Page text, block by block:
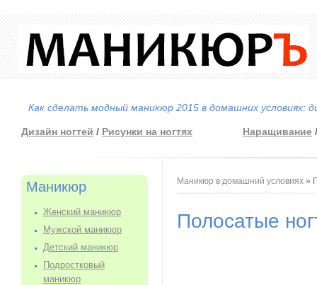
Как сделать модный маникюр 2015 в домашних условиях:
Дизайн ногтей / Рисунки на ногтях Наращивание
Маникюр
Женский маникюр
Мужской маникюр
Детский маникюр
Подростковый
маникюр
Вы здесь
Маникюр в домашний условиях »
Полосатые